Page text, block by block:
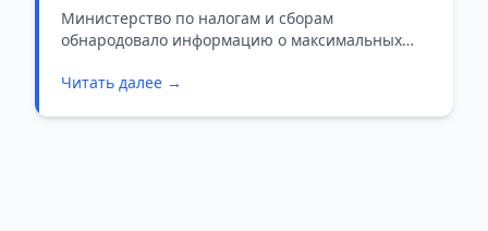
список
Министерство по налогам и сборам
обнародовало информацию о максимальных
которые начнут применяться в Беларуси с 1
Читать далее →